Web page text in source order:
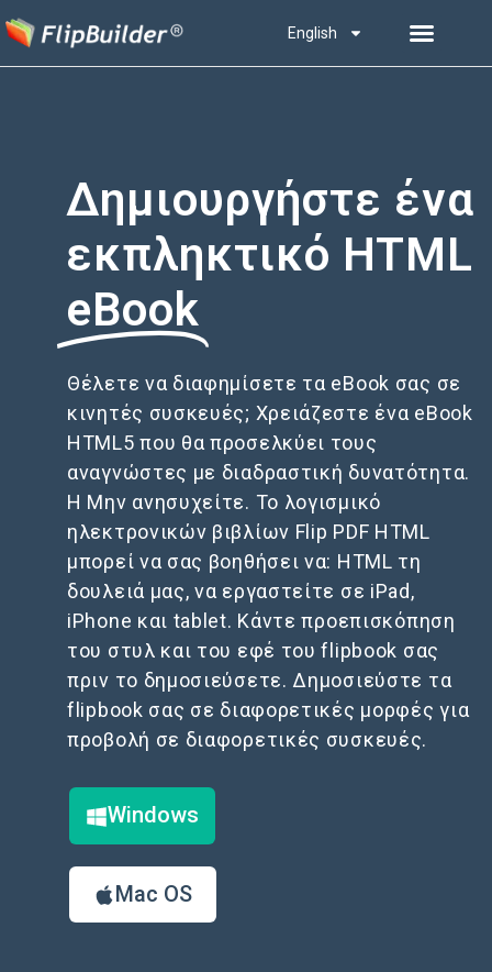
English
Δημιουργήστε ένα
εκπληκτικό HTML
eBook
Θέλετε να διαφημίσετε τα eBook σας σε
κινητές συσκευές; Χρειάζεστε ένα eBook
HTML5 που θα προσελκύει τους
αναγνώστες με διαδραστική δυνατότητα.
H Μην ανησυχείτε. Το λογισμικό
ηλεκτρονικών βιβλίων Flip PDF HTML
μπορεί να σας βοηθήσει να: HTML τη
δουλειά μας, να εργαστείτε σε iPad,
iPhone και tablet. Κάντε προεπισκόπηση
του στυλ και του εφέ του flipbook σας
πριν το δημοσιεύσετε. Δημοσιεύστε τα
flipbook σας σε διαφορετικές μορφές για
προβολή σε διαφορετικές συσκευές.
Windows
Mac OS